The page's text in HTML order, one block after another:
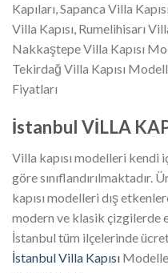
Kapıları, Sapanca Villa
Villa Kapısı, Rumelihisarı
Nakkaştepe Villa Kapısı
Tekirdağ Villa Kapısı
Fiyatları
İstanbul VİLLA
Villa kapısı modelleri kendi
göre
kapısı modelleri dış
modern ve klasik çizgilerde
İstanbul tüm ilçelerinde
İstanbul Villa Kapısı